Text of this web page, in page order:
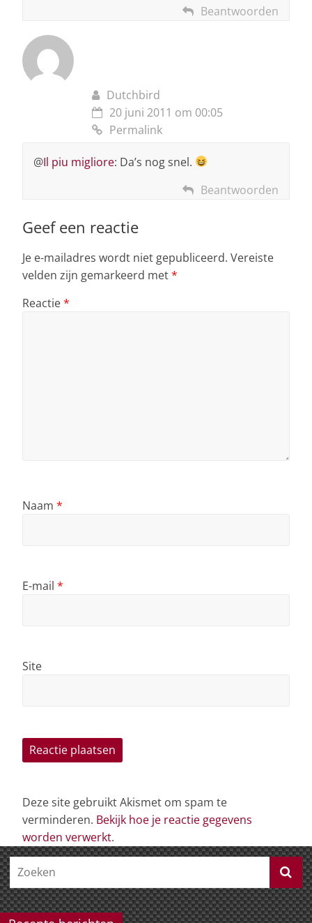
Beantwoorden
Dutchbird
20 juni 2011 om 00:05
Permalink
@Il piu migliore: Da’s nog snel.
Beantwoorden
Geef een reactie
Je e-mailadres wordt niet gepubliceerd. Vereiste
velden zijn gemarkeerd met*
Reactie*
Naam *
E-mail *
Site
Deze site gebruikt Akismet om spam te
verminderen. Bekijk hoe je reactie gegevens
worden verwerkt.